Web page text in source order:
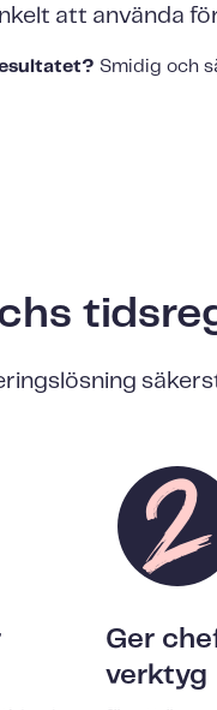
att använda
Smidig och
Ger
verktyg